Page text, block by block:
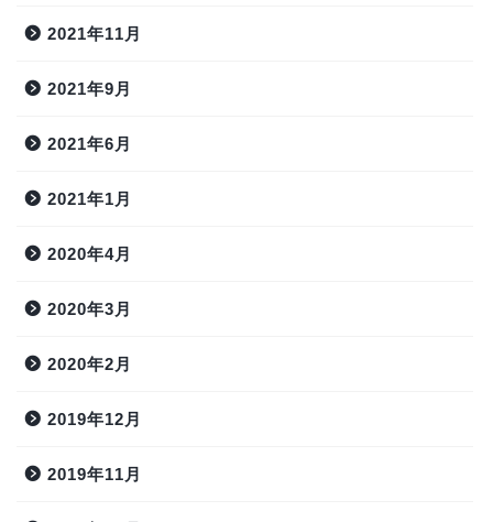
2021年11月
2021年9月
2021年6月
2021年1月
2020年4月
2020年3月
2020年2月
2019年12月
2019年11月